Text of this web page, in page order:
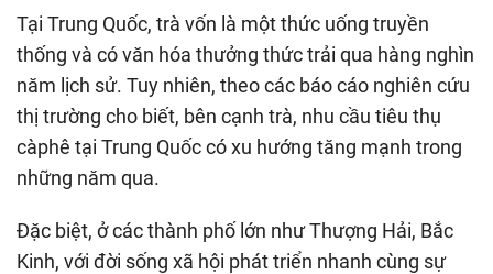
Tại Trung Quốc, trà vốn là một thức uống truyền
thống và có văn hóa thưởng thức trải qua hàng nghìn
năm lịch sử. Tuy nhiên, theo các báo cáo nghiên cứu
thị trường cho biết, bên cạnh trà, nhu cầu tiêu thụ
càphê tại Trung Quốc có xu hướng tăng mạnh trong
những năm qua.
Đặc biệt, ở các thành phố lớn như Thượng Hải, Bắc
Kinh, với đời sống xã hội phát triển nhanh cùng sự